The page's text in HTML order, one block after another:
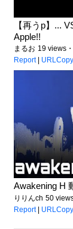
【再うp】...
Apple!!
まるお 19 views
Report| URLCopy
Awakening H
りりんch 50
Report| URLCopy